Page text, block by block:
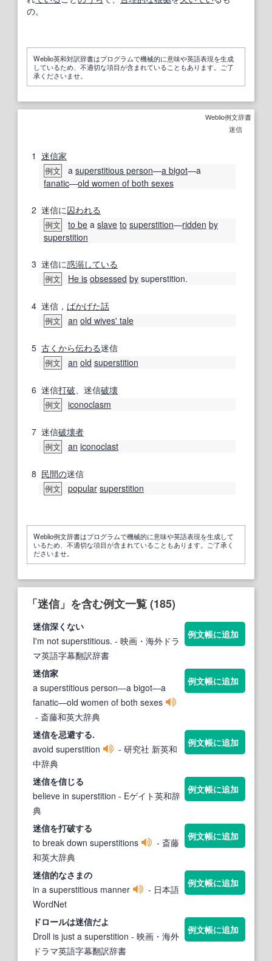
の。
Weblio英和対訳辞書はプログラムで機械的に意味や英語表現を生成
しているため、不適切な項目が含まれていることもあります。ご了
承くださいませ。
Weblio例文辞書
迷信
1 迷信家
例文 a superstitious person―a bigot―a
fanatic―old women of both sexes
2 迷信に囚われる
例文 to be a slave to superstition―ridden by
superstition
3 迷信に惑溺している
例文 He is obsessed by superstition.
4 迷信， ばかげた話
例文 an old wives' tale
5 古くから伝わる迷信
例文 an old superstition
6 迷信打破、迷信破壊
例文 iconoclasm
7 迷信破壊者
例文 an iconoclast
8 民間の迷信
例文 popular superstition
Weblio例文辞書はプログラムで機械的に意味や英語表現を生成して
いるため、不適切な項目が含まれていることもあります。ご了承く
ださいませ。
「迷信」を含む例文一覧 (185)
迷信深くない
I'm not superstitious. - 映画・海外ドラ
マ英語字幕翻訳辞書
例文帳に追加
迷信家
a superstitious person―a bigot―a
fanatic―old women of both sexes
- 斎藤和英大辞典
例文帳に追加
迷信を忌避する.
avoid superstition
- 研究社 新英和
中辞典
例文帳に追加
迷信を信じる
believe in superstition - Eゲイト英和辞
典
例文帳に追加
迷信を打破する
to break down superstitions
- 斎藤
和英大辞典
例文帳に追加
迷信的なさまの
in a superstitious manner
- 日本語
WordNet
例文帳に追加
ドロールは迷信だよ
Droll is just a superstition - 映画・海外
ドラマ英語字幕翻訳辞書
例文帳に追加